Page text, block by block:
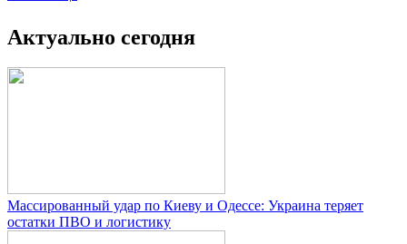
Актуально сегодня
Массированный удар по Киеву и Одессе: Украина теряет
остатки ПВО и логистику